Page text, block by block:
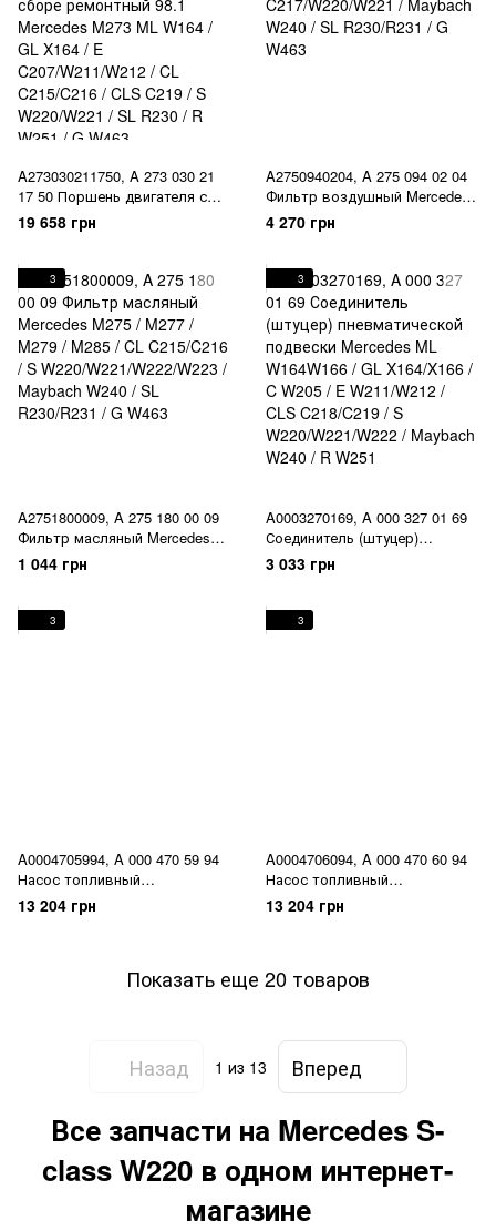
R230/R231 / R W251 / V W447 /
G W46
A273030211750, A 273 030 21
17 50 Поршень двигателя с
кольцами в сборе ремонтный
98.1 Mercedes M273 ML W164 /
CL C215/C216 / CLS C219 / S
W220/W221 / SL R230 / R W251
/ G W463
19 658 грн
A2750940204, A 275 094 02 04
Фильтр воздушный Mercedes
CL C215/C216 / S
C217/W220/W221 / Maybach
4 270 грн
3
A2751800009, A 275 180 00 09
Фильтр масляный Mercedes
M275 / M277 / M279 / M285 / CL
C215/C216 / S
Maybach W240 / SL R230/R231
/ G W463
1 044 грн
3
A0003270169, A 000 327 01 69
Соединитель (штуцер)
пневматической подвески
Mercedes ML W164W166 / GL
W211/W212 / CLS C218/C219 /
S W220/W221/W222 / Maybach
3 033 грн
3
A0004705994, A 000 470 59 94
Насос топливный
(Бензонасос) Mercedes S W220
/ G W463
13 204 грн
3
A0004706094, A 000 470 60 94
Насос топливный
(Бензонасос) Mercedes S W220
/ G W463
13 204 грн
Показать еще 20 товаров
Назад 1 из 13 Вперед
Все запчасти на Mercedes S-
class W220 в одном интернет-
магазине